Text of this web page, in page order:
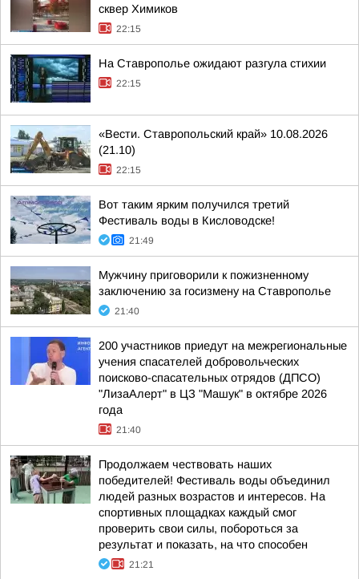
сквер Химиков
22:15
На Ставрополье ожидают разгула стихии
22:15
«Вести. Ставропольский край» 10.08.2026
(21.10)
22:15
Вот таким ярким получился третий
Фестиваль воды в Кисловодске!
21:49
Мужчину приговорили к пожизненному
заключению за госизмену на Ставрополье
21:40
200 участников приедут на межрегиональные
учения спасателей добровольческих
поисково-спасательных отрядов (ДПСО)
"ЛизаАлерт" в ЦЗ "Машук" в октябре 2026
года
21:40
Продолжаем чествовать наших
победителей! Фестиваль воды объединил
людей разных возрастов и интересов. На
спортивных площадках каждый смог
проверить свои силы, побороться за
результат и показать, на что способен
21:21